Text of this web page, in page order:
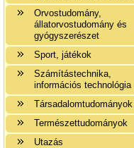
Orvostudomány,
állatorvostudomány és
gyógyszerészet
Sport, játékok
Számítástechnika,
információs technológia
Társadalomtudományok
Természettudományok
Utazás